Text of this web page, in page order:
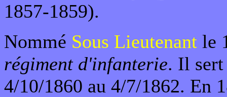
1857-1859).
Nommé Sous Lieutenant le
régiment d'infanterie. Il
4/10/1860 au 4/7/1862. En